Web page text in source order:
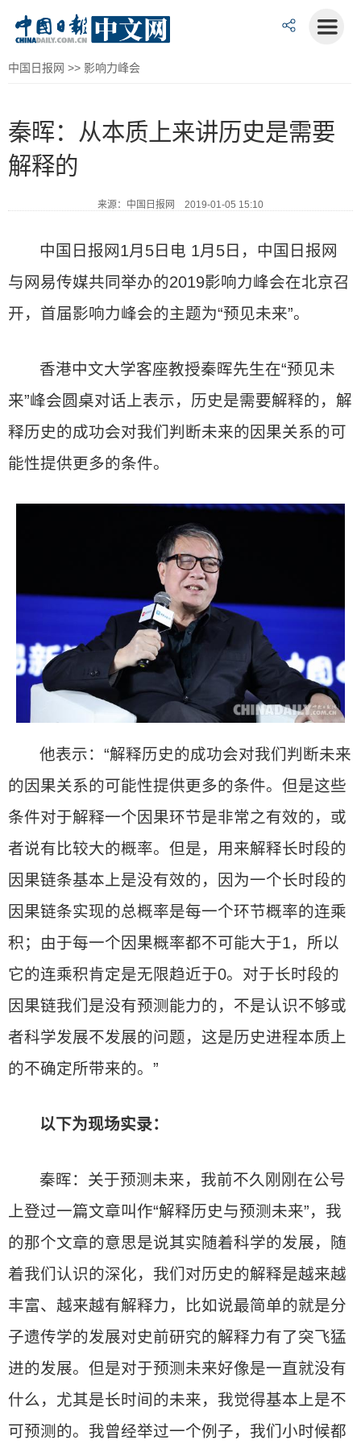
中国日报网 >> 影响力峰会
秦晖：从本质上来讲历史是需要
解释的
来源：中国日报网 2019-01-05 15:10
中国日报网1月5日电 1月5日，中国日报网
与网易传媒共同举办的2019影响力峰会在北京召
开，首届影响力峰会的主题为“预见未来”。
香港中文大学客座教授秦晖先生在“预见未
来”峰会圆桌对话上表示，历史是需要解释的，解
释历史的成功会对我们判断未来的因果关系的可
能性提供更多的条件。
他表示：“解释历史的成功会对我们判断未来
的因果关系的可能性提供更多的条件。但是这些
条件对于解释一个因果环节是非常之有效的，或
者说有比较大的概率。但是，用来解释长时段的
因果链条基本上是没有效的，因为一个长时段的
因果链条实现的总概率是每一个环节概率的连乘
积；由于每一个因果概率都不可能大于1，所以
它的连乘积肯定是无限趋近于0。对于长时段的
因果链我们是没有预测能力的，不是认识不够或
者科学发展不发展的问题，这是历史进程本质上
的不确定所带来的。”
以下为现场实录：
秦晖：关于预测未来，我前不久刚刚在公号
上登过一篇文章叫作“解释历史与预测未来”，我
的那个文章的意思是说其实随着科学的发展，随
着我们认识的深化，我们对历史的解释是越来越
丰富、越来越有解释力，比如说最简单的就是分
子遗传学的发展对史前研究的解释力有了突飞猛
进的发展。但是对于预测未来好像是一直就没有
什么，尤其是长时间的未来，我觉得基本上是不
可预测的。我曾经举过一个例子，我们小时候都